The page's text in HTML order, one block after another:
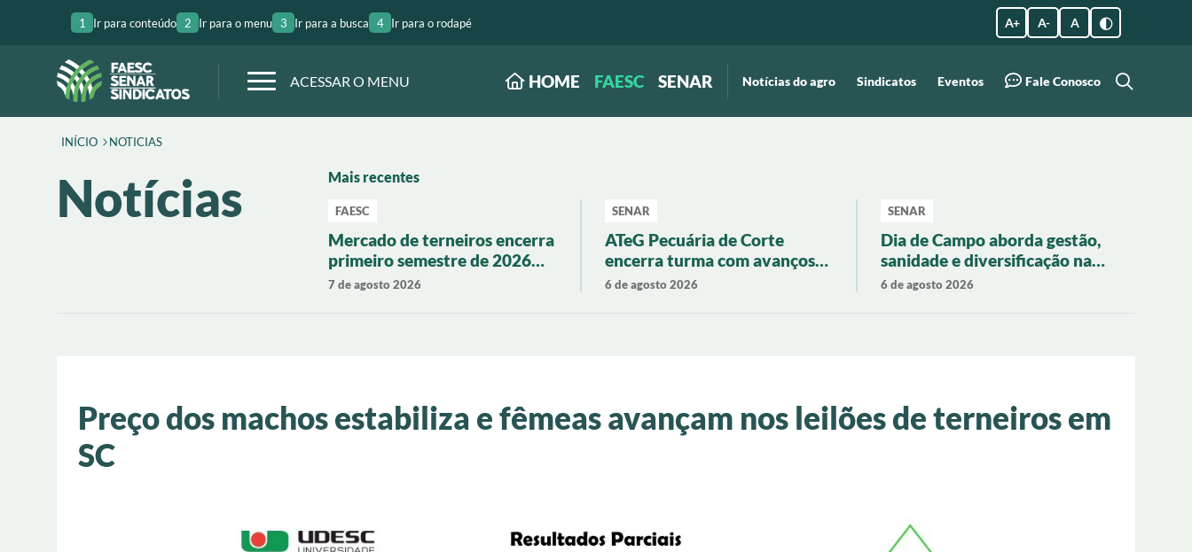
1 Ir para conteúdo 2 Ir para o menu 3 Ir para a busca 4 Ir para o rodapé A + A - A
ACESSAR O MENU HOME FAESC SENAR Notícias do agro Sindicatos Eventos Fale Conosco
INÍCIO NOTICIAS
Notícias Mais recentes
FAESC
Mercado de terneiros encerra
primeiro semestre de 2026
com valorização de 19% em
7 de agosto 2026
SENAR
ATeG Pecuária de Corte
encerra turma com avanços
em produtividade e gestão
6 de agosto 2026
SENAR
Dia de Campo aborda gestão,
sanidade e diversificação na
pecuária regional
6 de agosto 2026
Preço dos machos estabiliza e fêmeas avançam nos leilões de terneiros em
SC